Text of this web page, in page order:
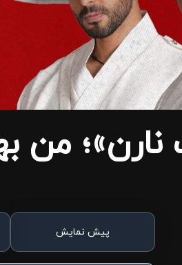
من
پیش نمایش